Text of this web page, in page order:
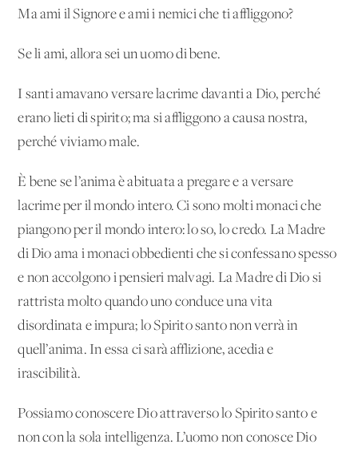
Ma ami il Signore e ami i nemici che ti affliggono?
Se li ami, allora sei un uomo di bene.
I santi amavano versare lacrime davanti a Dio, perché
erano lieti di spirito; ma si affliggono a causa nostra,
perché viviamo male.
È bene se l’anima è abituata a pregare e a versare
lacrime per il mondo intero. Ci sono molti monaci che
piangono per il mondo intero: lo so, lo credo. La Madre
di Dio ama i monaci obbedienti che si confessano spesso
e non accolgono i pensieri malvagi. La Madre di Dio si
rattrista molto quando uno conduce una vita
disordinata e impura; lo Spirito santo non verrà in
quell’anima. In essa ci sarà afflizione, acedia e
irascibilità.
Possiamo conoscere Dio attraverso lo Spirito santo e
non con la sola intelligenza. L’uomo non conosce Dio